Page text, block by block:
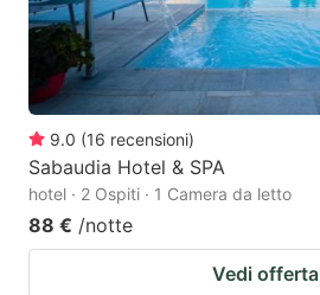
9.0 (16 recensioni)
Sabaudia Hotel & SPA
hotel · 2 Ospiti · 1 Camera da letto
88 € /notte
Vedi offerta